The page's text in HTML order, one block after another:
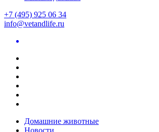
+7 (495) 925 06 34
info@vetandlife.ru
Домашние животные
Новости